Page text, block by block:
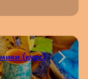
(курс)